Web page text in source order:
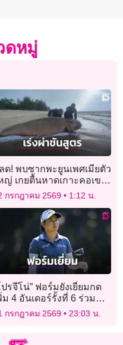
ดหมู่
ด! พบซากพะยูนเพศเมียตัว
ญ่ เกยตื้นหาดเกาะคอเขา
งา เร่งผ่าชันสูตรหาสาเหตุ
กรกฎาคม 2569 1:12 น.
ปรจีโน่” ฟอร์มยังเยี่ยมกด
ม 4 อันเดอร์รั้งที่ 6 ร่วม
งเอวิยอง
กรกฎาคม 2569 23:03 น.